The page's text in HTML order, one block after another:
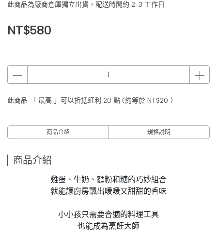
此商品為廠商倉庫獨立出貨，配送時間約 2-3 工作日
NT$580
此商品 「 最高 」可以折抵紅利 20 點 (約等於 NT$20 )
商品介紹 規格說明
商品介紹
雞蛋、牛奶、麵粉和糖的巧妙組合
就能讓廚房飄出暖暖又甜甜的香味
小小孩只需要合適的料理工具
也能成為烹飪大師